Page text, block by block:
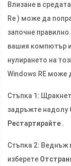
Влизане в
Re ) може да
започне
вашия компютър
нулирането на
Windows RE може
Стъпка 1:
задръжте надолу
Рестартирайте .
Стъпка 2: Веднъж
изберете